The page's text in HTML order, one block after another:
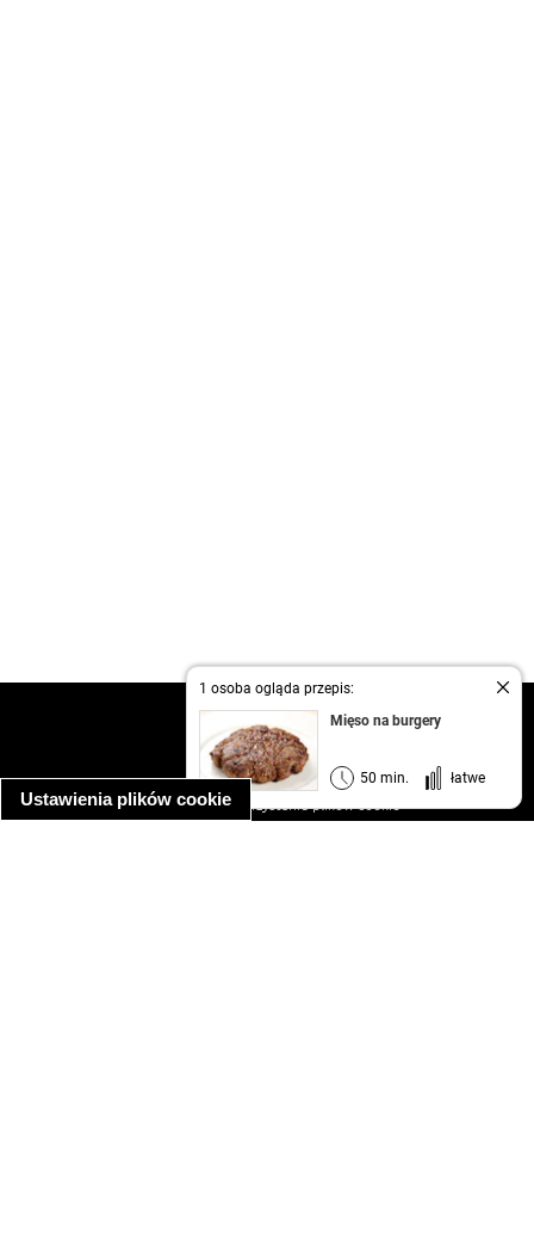
Ustawienia plików cookie
1 osoba ogląda przepis:
Mięso na burgery
50 min. łatwe
regulamin
informacja o prywatności
informacja o wykorzystaniu plików cookie